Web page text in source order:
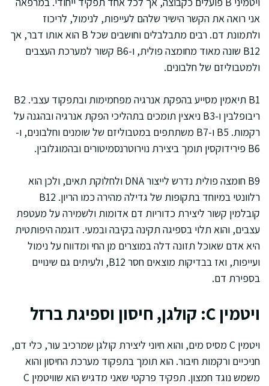
אני רואה את הקשר הישיר שלהם לעייפות, לנימול, לריכוז
ולתמונת דם. רבים מתבלבלים וחושבים שכל B הוא אותו דבר, אך
B12 שונה מאוד מחומצה פולית, ו-B6 קשור למערכת העצבים
ולמטבוליזם של חלבונים.
B1 תיאמין מסייע בהפקת אנרגיה מפחמימות ובתפקוד עצבי. B2
ריבופלבין ו-B3 ניאצין תומכים בתהליכי הפקת אנרגיה ובהגנה על
רקמות. B5 ו-B7 משתתפים במטבוליזם של שומנים וחלבונים, ו-
B6 פירידוקסין תומך ביצירת נוירוטרנסמיטורים ובהמוגלובין.
B9 חומצה פולית נדרש לייצור DNA ולחלוקת תאים, ולכן הוא
רלוונטי במיוחד בתקופות של גדילה מהירה כמו הריון. B12
קובלמין קשור ליצירת כדוריות דם אדומות ולשמירה על מעטפת
עצבים, והוא תלוי בספיגה תקינה בקיבה ובמעי. דוגמה היפותטית
היא אדם שאוכל תזונה דלה במוצרים מן החי ומדווח על נימול
ועייפות, ואז בבדיקות מוצאים חסר B12, ולעיתים גם שינויים
בספירת דם.
ויטמין C: קולגן, חיסון וספיגת ברזל
ויטמין C מסיס מים, והוא חיוני ליצירת קולגן שמרכיב עור, כלי דם,
חניכיים ורקמות חיבור. הוא תומך בתפקוד מערכת החיסון והוא
משמש נוגד חמצון. תפקיד פרקטי שאני מדגיש הוא שוויטמין C